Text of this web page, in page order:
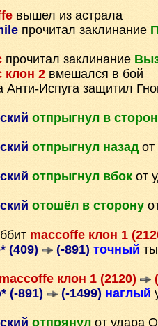
вышел из астрала
прочитал заклинание
прочитал заклинание
клон 2 вмешался в бой
Анти-Испуга защитил
отпрыгнул в
отпрыгнул назадот
отпрыгнул вбок от
отошёл в сторону
maccoffe клон 1
(409) (-891) точный
maccoffe клон 1 (2120)
(-891) (-1499) наглый
отпрянул от удара